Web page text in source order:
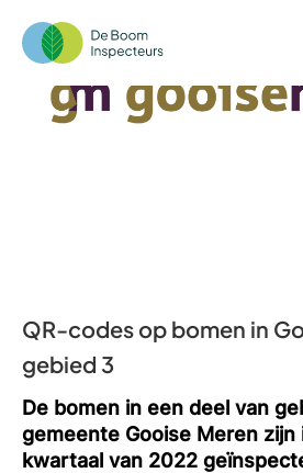
QR-codes op bomen in
gebied 3
De bomen in een deel van
gemeente Gooise Meren zijn
kwartaal van 2022